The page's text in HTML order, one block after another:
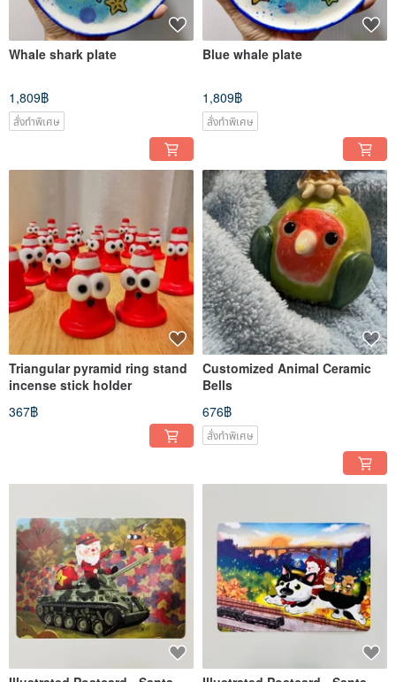
Whale shark plate
1,809฿
สั่งทำพิเศษ
Blue whale plate
1,809฿
สั่งทำพิเศษ
Triangular pyramid ring stand
incense stick holder
367฿
Customized Animal Ceramic
Bells
676฿
สั่งทำพิเศษ